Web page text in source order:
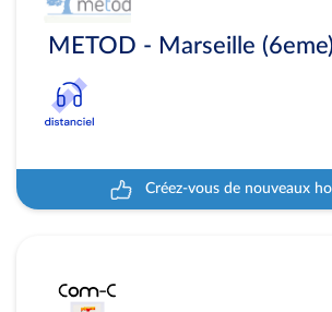
METOD - Marseille (6eme)
Créez-vous de nouveaux